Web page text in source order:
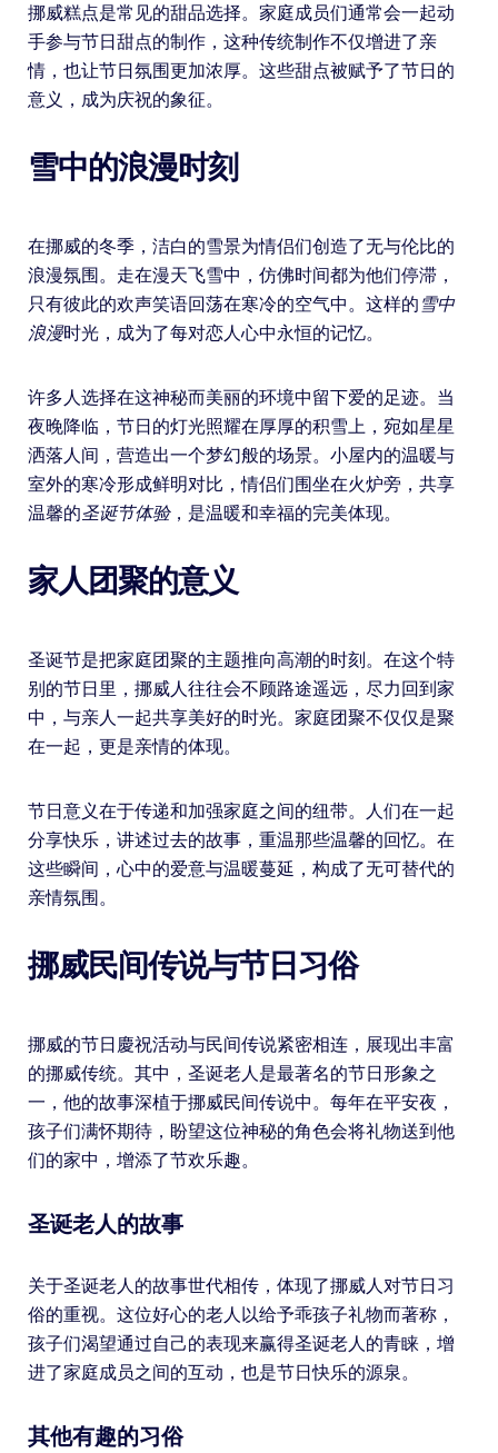
挪威糕点是常见的甜品选择。家庭成员们通常会一起动
手参与节日甜点的制作，这种传统制作不仅增进了亲
情，也让节日氛围更加浓厚。这些甜点被赋予了节日的
意义，成为庆祝的象征。
雪中的浪漫时刻
在挪威的冬季，洁白的雪景为情侣们创造了无与伦比的
浪漫氛围。走在漫天飞雪中，仿佛时间都为他们停滞，
只有彼此的欢声笑语回荡在寒冷的空气中。这样的 雪中
浪漫时光，成为了每对恋人心中永恒的记忆。
许多人选择在这神秘而美丽的环境中留下爱的足迹。当
夜晚降临，节日的灯光照耀在厚厚的积雪上，宛如星星
洒落人间，营造出一个梦幻般的场景。小屋内的温暖与
室外的寒冷形成鲜明对比，情侣们围坐在火炉旁，共享
温馨的圣诞节体验，是温暖和幸福的完美体现。
家人团聚的意义
圣诞节是把家庭团聚的主题推向高潮的时刻。在这个特
别的节日里，挪威人往往会不顾路途遥远，尽力回到家
中，与亲人一起共享美好的时光。家庭团聚不仅仅是聚
在一起，更是亲情的体现。
节日意义在于传递和加强家庭之间的纽带。人们在一起
分享快乐，讲述过去的故事，重温那些温馨的回忆。在
这些瞬间，心中的爱意与温暖蔓延，构成了无可替代的
亲情氛围。
挪威民间传说与节日习俗
挪威的节日慶祝活动与民间传说紧密相连，展现出丰富
的挪威传统。其中，圣诞老人是最著名的节日形象之
一，他的故事深植于挪威民间传说中。每年在平安夜，
孩子们满怀期待，盼望这位神秘的角色会将礼物送到他
们的家中，增添了节欢乐趣。
圣诞老人的故事
关于圣诞老人的故事世代相传，体现了挪威人对节日习
俗的重视。这位好心的老人以给予乖孩子礼物而著称，
孩子们渴望通过自己的表现来赢得圣诞老人的青睐，增
进了家庭成员之间的互动，也是节日快乐的源泉。
其他有趣的习俗